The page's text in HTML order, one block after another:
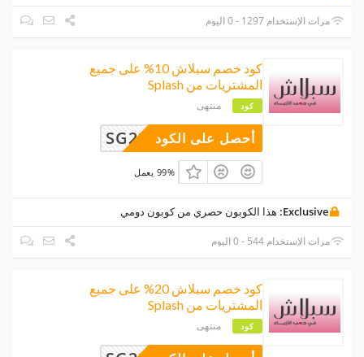
مرات الإستخدام 1297 - 0 اليوم
كود خصم سبلاش 10% على جميع
المشتريات من Splash
كود منتهى
SG22 أحصل على الكود
99% يعمل
Exclusive: هذا الكوبون حصري من كوبون دومي
مرات الإستخدام 544 - 0 اليوم
كود خصم سبلاش 20% على جميع
المشتريات من Splash
كود منتهى